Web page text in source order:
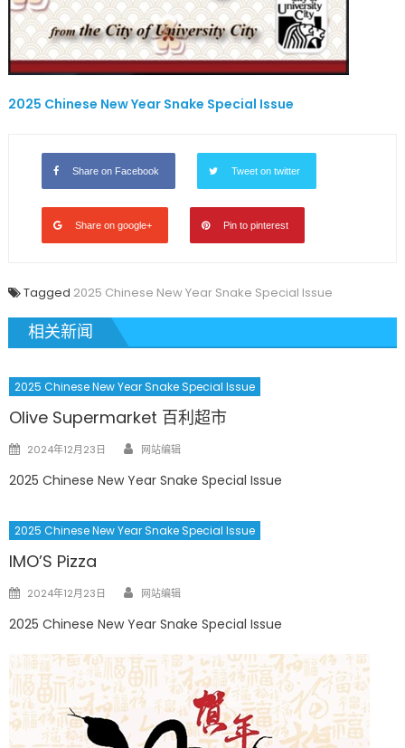
2025 Chinese New Year Snake Special Issue
Share on Facebook Tweet on twitter
Share on google+ Pin to pinterest
Tagged 2025 Chinese New Year Snake Special Issue
相关新闻
2025 Chinese New Year Snake Special Issue
Olive Supermarket 百利超市
Posted
2024年12月23日 Author
网站编辑
2025 Chinese New Year Snake Special Issue
2025 Chinese New Year Snake Special Issue
IMO’S Pizza
Posted
2024年12月23日 Author
网站编辑
2025 Chinese New Year Snake Special Issue